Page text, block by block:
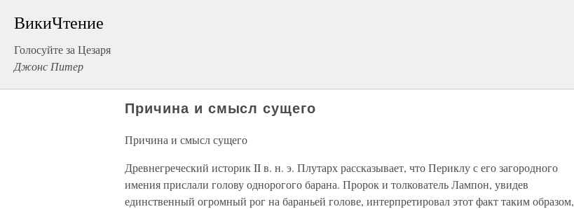
ВикиЧтение
Голосуйте за Цезаря
Джонс Питер
Причина и смысл сущего
Причина и смысл сущего
Древнегреческий историк II в. н. э. Плутарх рассказывает, что Периклу с его загородного
имения прислали голову однорогого барана. Пророк и толкователь Лампон, увидев
единственный огромный рог на бараньей голове, интерпретировал этот факт таким образом,